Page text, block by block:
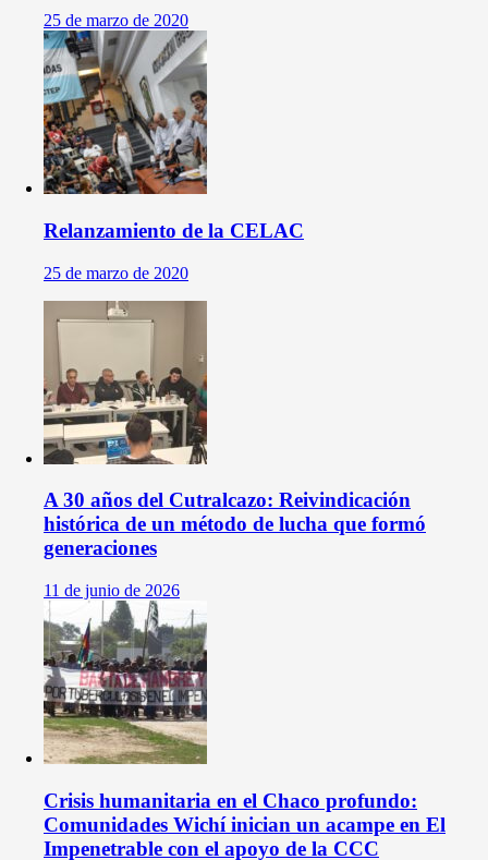
25 de marzo de 2020
Relanzamiento de la CELAC
25 de marzo de 2020
A 30 años del Cutralcazo: Reivindicación
histórica de un método de lucha que formó
generaciones
11 de junio de 2026
Crisis humanitaria en el Chaco profundo:
Comunidades Wichí inician un acampe en El
Impenetrable con el apoyo de la CCC